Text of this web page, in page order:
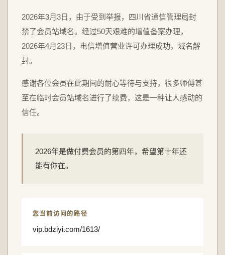
2026年3月3日，由于受到举报，四川省通信管理局封
禁了会员站域名。经过50天艰难的增值备案办理，
2026年4月23日，电信增值营业许可办理成功，域名解
封。
感谢各位会员在此期间的耐心等待与支持，很多师傅甚
至在临时会员站域名进行了续费，这是一种让人感动的
信任。
2026年是做付费会员的第四年，希望第十年还
能有你在。
您当前访问的路径
vip.bdziyi.com/1613/